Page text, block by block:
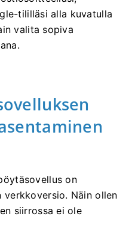
tililläsi alla kuvatulla
valita sopiva
on
verkkoversio. Näin ollen
siirrossa ei ole